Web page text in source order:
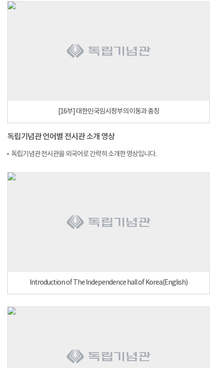
[16부] 대한민국임시정부의 이동과 충칭
독립기념관 언어별 전시관 소개 영상
독립기념관 전시관을 외국어로 간략히 소개한 영상입니다.
Introduction of The Independence hall of Korea(English)